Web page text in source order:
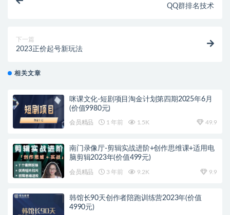
QQ群排名技术
下一篇
2023正价起号新玩法
相关文章
咪课文化-短剧项目淘金计划第四期2025年6月
(价值9980元)
会员精品 1 年前 1.5K 49.9
南门录像厅-剪辑实战进阶+创作思维课+适用电
脑剪辑2023年(价值499元)
会员精品 3 年前 9.2K 9.9
韩馆长90天创作者陪跑训练营2023年(价值
4990元)